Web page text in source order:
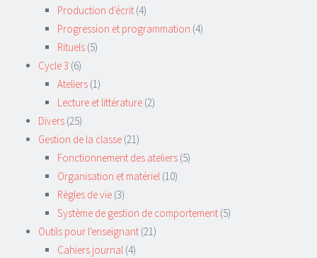
Production d'écrit (4)
Progression et programmation (4)
Rituels (5)
Cycle 3 (6)
Ateliers (1)
Lecture et littérature (2)
Divers (25)
Gestion de la classe (21)
Fonctionnement des ateliers (5)
Organisation et matériel (10)
Règles de vie (3)
Système de gestion de comportement (5)
Outils pour l'enseignant (21)
Cahiers journal (4)